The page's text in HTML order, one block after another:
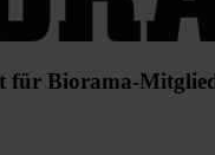
für Biorama-